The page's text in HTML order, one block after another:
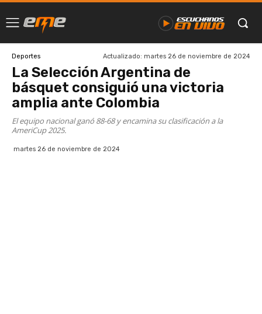
Deportes Actualizado: martes 26 de noviembre de 2024
La Selección Argentina de
básquet consiguió una victoria
amplia ante Colombia
El equipo nacional ganó 88-68 y encamina su clasificación a la
AmeriCup 2025.
martes 26 de noviembre de 2024